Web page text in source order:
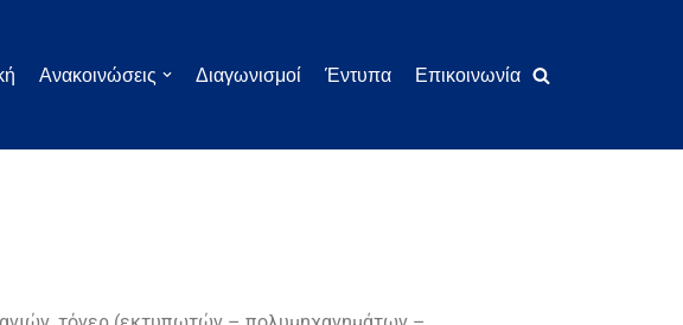
Ανακοινώσεις Διαγωνισμοί Έντυπα Επικοινωνία